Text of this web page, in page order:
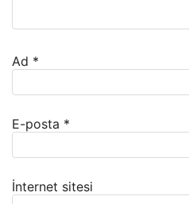
Ad *
E-posta *
İnternet sitesi